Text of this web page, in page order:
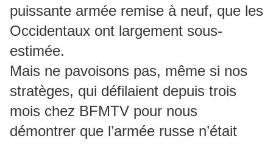
puissante armée remise à neuf, que les
Occidentaux ont largement sous-
estimée.
Mais ne pavoisons pas, même si nos
stratèges, qui défilaient depuis trois
mois chez BFMTV pour nous
démontrer que l’armée russe n’était